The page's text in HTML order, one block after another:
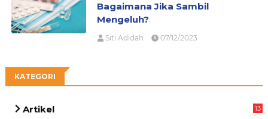
Bagaimana Jika Sambil
Mengeluh?
Siti Adidah 07/12/2023
KATEGORI
Artikel
13